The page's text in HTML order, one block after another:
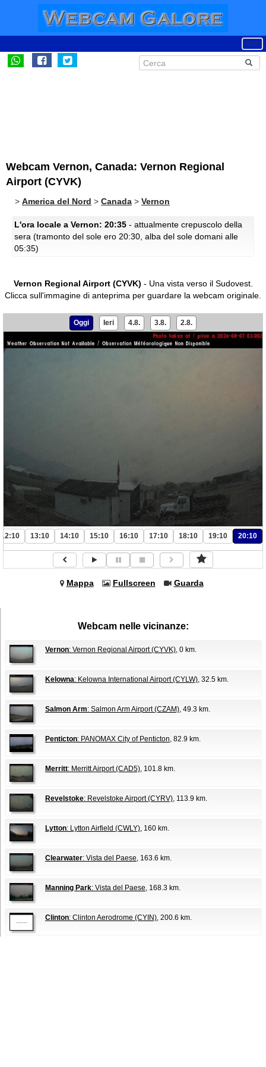
Webcam Vernon, Canada: Vernon Regional
Airport (CYVK)
> America del Nord > Canada > Vernon
L'ora locale a Vernon: 20:35 - attualmente crepuscolo della
sera (tramonto del sole ero 20:30, alba del sole domani alle
05:35)
Vernon Regional Airport (CYVK) - Una vista verso il Sudovest.
Clicca sull'immagine di anteprima per guardare la webcam originale.
Oggi Ieri 4.8. 3.8. 2.8.
12:10 13:10 14:10 15:10 16:10 17:10 18:10 19:10 20:10
Mappa Fullscreen Guarda
Webcam nelle vicinanze:
Vernon: Vernon Regional Airport (CYVK), 0 km.
Kelowna: Kelowna International Airport (CYLW), 32.5 km.
Salmon Arm: Salmon Arm Airport (CZAM), 49.3 km.
Penticton: PANOMAX City of Penticton, 82.9 km.
Merritt: Merritt Airport (CAD5), 101.8 km.
Revelstoke: Revelstoke Airport (CYRV), 113.9 km.
Lytton: Lytton Airfield (CWLY), 160 km.
Clearwater: Vista del Paese, 163.6 km.
Manning Park: Vista del Paese, 168.3 km.
Clinton: Clinton Aerodrome (CYIN), 200.6 km.